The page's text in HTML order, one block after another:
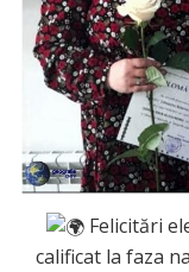
Felicitări
calificat la faza